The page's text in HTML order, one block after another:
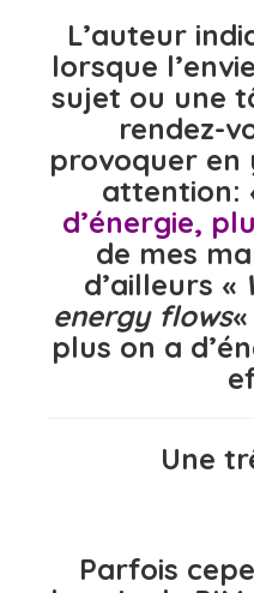
L’auteur
lorsque
sujet ou une
rendez-
provoquer
attention:
d’énergie,
de mes
d’ailleurs «
energy flows
plus on a
Une
Parfois